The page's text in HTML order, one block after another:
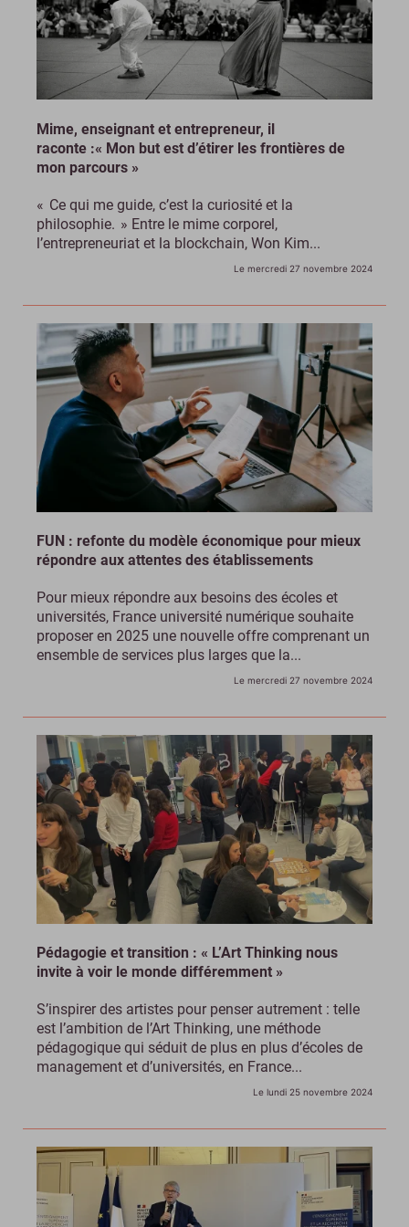
Mime, enseignant et entrepreneur, il
raconte :« Mon but est d’étirer les frontières de
mon parcours »
« Ce qui me guide, c’est la curiosité et la
philosophie. » Entre le mime corporel,
l’entrepreneuriat et la blockchain, Won Kim...
Le mercredi 27 novembre 2024
FUN : refonte du modèle économique pour mieux
répondre aux attentes des établissements
Pour mieux répondre aux besoins des écoles et
universités, France université numérique souhaite
proposer en 2025 une nouvelle offre comprenant un
ensemble de services plus larges que la...
Le mercredi 27 novembre 2024
Pédagogie et transition : « L’Art Thinking nous
invite à voir le monde différemment »
S’inspirer des artistes pour penser autrement : telle
est l’ambition de l’Art Thinking, une méthode
pédagogique qui séduit de plus en plus d’écoles de
management et d’universités, en France...
Le lundi 25 novembre 2024